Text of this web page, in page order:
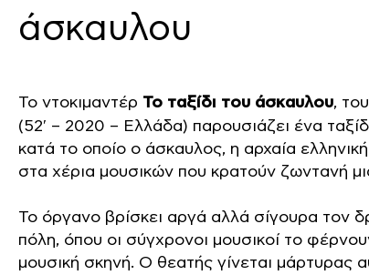
άσκαυλου
Το ντοκιμαντέρ Το ταξίδι του άσκαυλου, του
(52′ – 2020 – Ελλάδα) παρουσιάζει ένα
κατά το οποίο ο άσκαυλος, η αρχαία
στα χέρια μουσικών που κρατούν ζωντανή
Το όργανο βρίσκει αργά αλλά σίγουρα τον
πόλη, όπου οι σύγχρονοι μουσικοί το
μουσική σκηνή. Ο θεατής γίνεται μάρτυρας